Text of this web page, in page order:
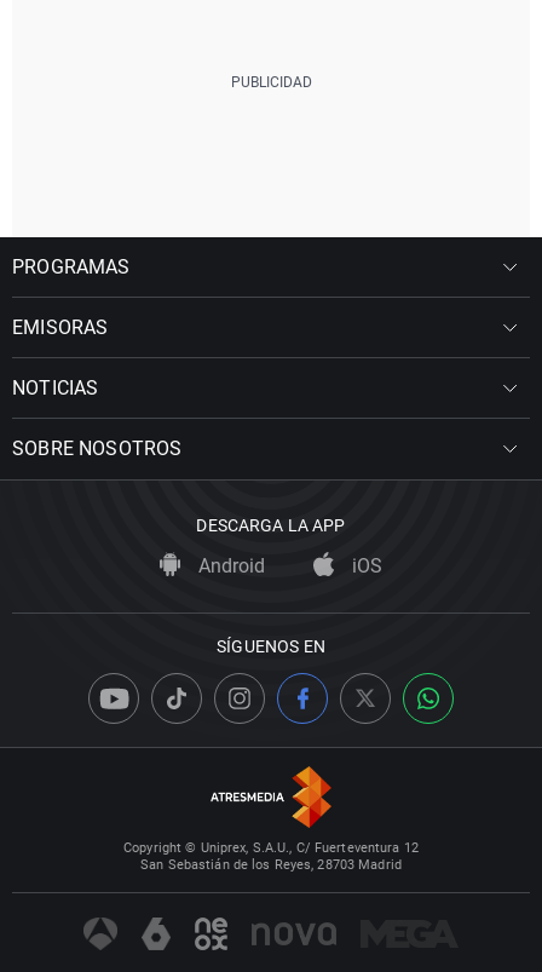
PROGRAMAS
EMISORAS
NOTICIAS
SOBRE NOSOTROS
DESCARGA LA APP
Android iOS
SÍGUENOS EN
Copyright © Uniprex, S.A.U., C/ Fuerteventura 12
San Sebastián de los Reyes, 28703 Madrid